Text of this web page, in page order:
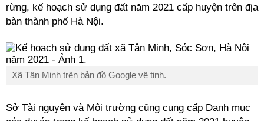
rừng, kế hoạch sử dụng đất năm 2021 cấp huyện trên địa
bàn thành phố Hà Nội.
Xã Tân Minh trên bản đồ Google vệ tinh.
Sở Tài nguyên và Môi trường cũng cung cấp Danh mục